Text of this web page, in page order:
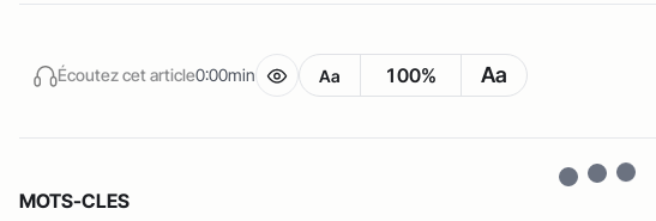
Écoutez cet article0:00min Aa 100% Aa
MOTS-CLES